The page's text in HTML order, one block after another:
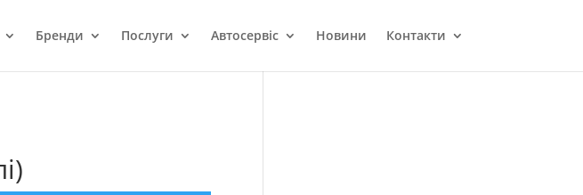
Бренди Послуги Автосервіс Новини Контакти